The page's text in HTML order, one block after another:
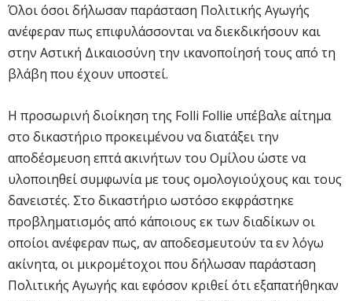
Όλοι όσοι δήλωσαν παράσταση Πολιτικής Αγωγής
ανέφεραν πως επιφυλάσσονται να διεκδικήσουν και
στην Αστική Δικαιοσύνη την ικανοποίησή τους από τη
βλάβη που έχουν υποστεί.
Η προσωρινή διοίκηση της Folli Follie υπέβαλε αίτημα
στο δικαστήριο προκειμένου να διατάξει την
αποδέσμευση επτά ακινήτων του Ομίλου ώστε να
υλοποιηθεί συμφωνία με τους ομολογιούχους και τους
δανειστές. Στο δικαστήριο ωστόσο εκφράστηκε
προβληματισμός από κάποιους εκ των διαδίκων οι
οποίοι ανέφεραν πως, αν αποδεσμευτούν τα εν λόγω
ακίνητα, οι μικρομέτοχοι που δήλωσαν παράσταση
Πολιτικής Αγωγής και εφόσον κριθεί ότι εξαπατήθηκαν